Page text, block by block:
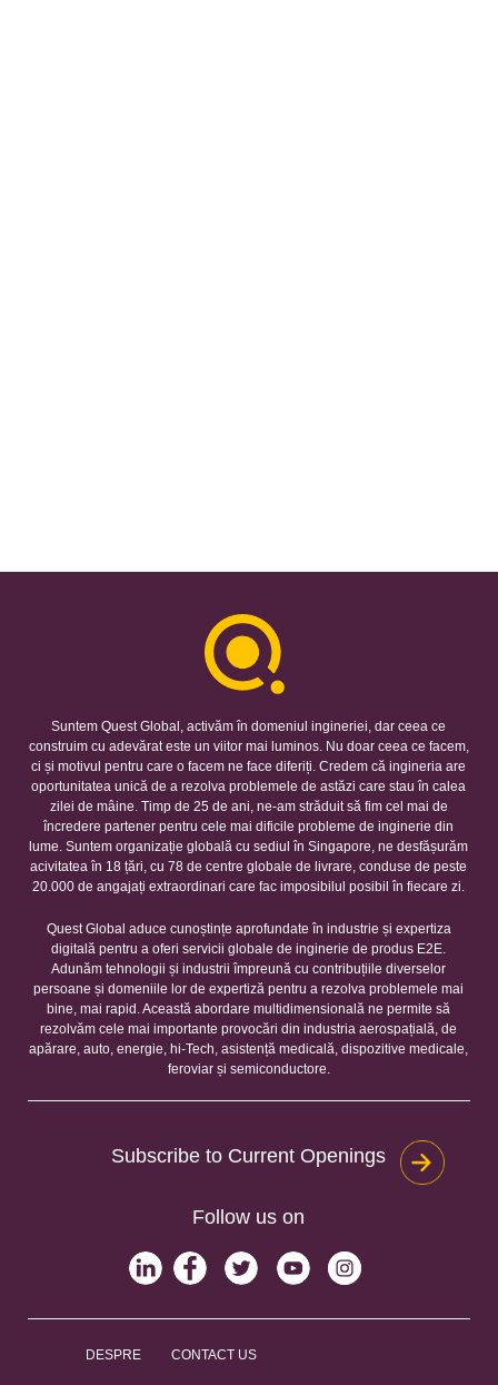
Suntem Quest Global, activăm în domeniul ingineriei, dar ceea ce
construim cu adevărat este un viitor mai luminos. Nu doar ceea ce facem,
ci și motivul pentru care o facem ne face diferiți. Credem că ingineria are
oportunitatea unică de a rezolva problemele de astăzi care stau în calea
zilei de mâine. Timp de 25 de ani, ne-am străduit să fim cel mai de
încredere partener pentru cele mai dificile probleme de inginerie din
lume. Suntem organizație globală cu sediul în Singapore, ne desfășurăm
acivitatea în 18 țări, cu 78 de centre globale de livrare, conduse de peste
20.000 de angajați extraordinari care fac imposibilul posibil în fiecare zi.
Quest Global aduce cunoștințe aprofundate în industrie și expertiza
digitală pentru a oferi servicii globale de inginerie de produs E2E.
Adunăm tehnologii și industrii împreună cu contribuțiile diverselor
persoane și domeniile lor de expertiză pentru a rezolva problemele mai
bine, mai rapid. Această abordare multidimensională ne permite să
rezolvăm cele mai importante provocări din industria aerospațială, de
apărare, auto, energie, hi-Tech, asistență medicală, dispozitive medicale,
feroviar și semiconductore.
Subscribe to Current Openings
Follow us on
DESPRE CONTACT US